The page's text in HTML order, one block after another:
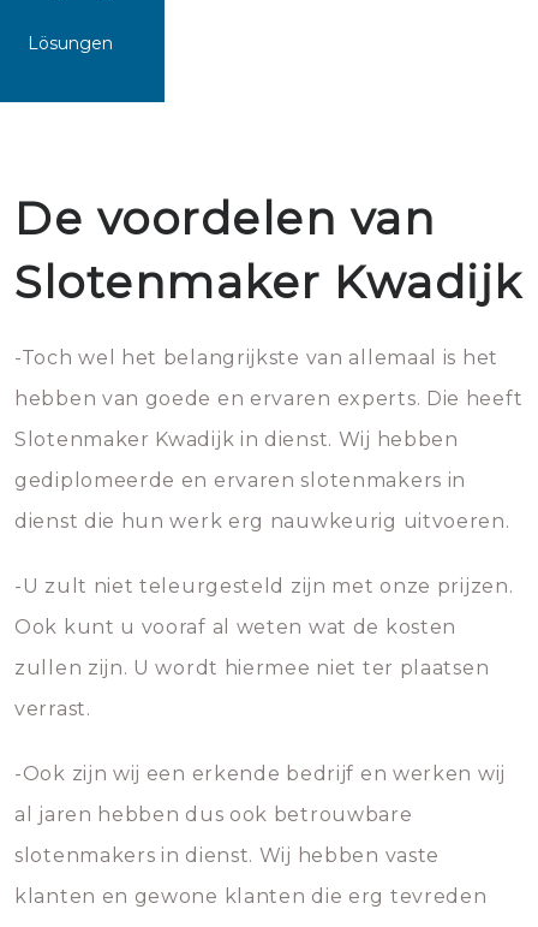
Lösungen
De voordelen van
Slotenmaker Kwadijk
-Toch wel het belangrijkste van allemaal is het
hebben van goede en ervaren experts. Die heeft
Slotenmaker Kwadijk in dienst. Wij hebben
gediplomeerde en ervaren slotenmakers in
dienst die hun werk erg nauwkeurig uitvoeren.
-U zult niet teleurgesteld zijn met onze prijzen.
Ook kunt u vooraf al weten wat de kosten
zullen zijn. U wordt hiermee niet ter plaatsen
verrast.
-Ook zijn wij een erkende bedrijf en werken wij
al jaren hebben dus ook betrouwbare
slotenmakers in dienst. Wij hebben vaste
klanten en gewone klanten die erg tevreden